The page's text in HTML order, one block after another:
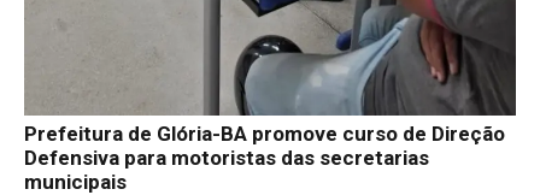
Prefeitura de Glória-BA promove curso de Direção
Defensiva para motoristas das secretarias
municipais